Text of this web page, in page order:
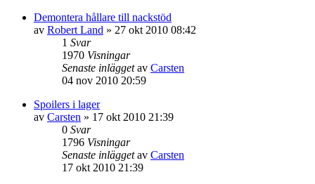
Demontera hållare till nackstöd
av Robert Land » 27 okt 2010 08:42
1 Svar
1970 Visningar
Senaste inläggetav Carsten
04 nov 2010 20:59
Spoilers i lager
av Carsten » 17 okt 2010 21:39
0 Svar
1796 Visningar
Senaste inläggetav Carsten
17 okt 2010 21:39